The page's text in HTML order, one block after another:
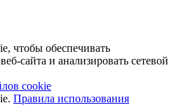
чтобы обеспечивать
сайта и анализировать сетевой
cookie
Правила использования